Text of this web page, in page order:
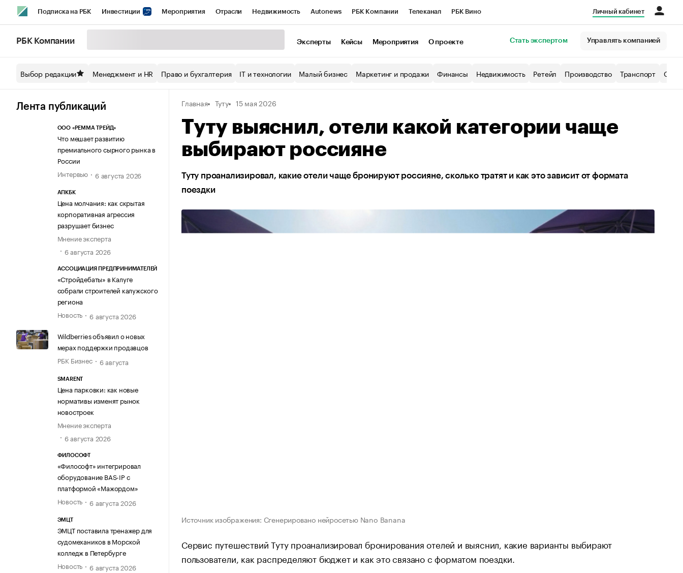
Подписка на РБК Инвестиции Мероприятия Отрасли Недвижимость Autonews РБК Компании Телеканал РБК Вино
Спецпроекты СПб Конференции СПб Спецпроекты Экономика Бизнес
Технологии и медиа Рынок наличной валюты
Личный кабинет
РБК Компании Эксперты Кейсы Мероприятия О проекте Стать экспертом Управлять компанией
Выбор редакции Менеджмент и HR Право и бухгалтерия IT и технологии Малый бизнес Маркетинг и продажи Финансы Недвижимость Ретейл Производство Транспорт
Лента публикаций
ООО «РЕММА ТРЕЙД»
Что мешает развитию
премиального сырного рынка в
России
Интервью
6 августа 2026
АПКБК
Цена молчания: как скрытая
корпоративная агрессия
разрушает бизнес
Мнение эксперта
6 августа 2026
АССОЦИАЦИЯ ПРЕДПРИНИМАТЕЛЕЙ
«Стройдебаты» в Калуге
собрали строителей калужского
региона
Новость
6 августа 2026
Wildberries объявил о новых
мерах поддержки продавцов
РБК Бизнес
6 августа
SMARENT
Цена парковки: как новые
нормативы изменят рынок
новостроек
Мнение эксперта
6 августа 2026
ФИЛОСОФТ
«Философт» интегрировал
оборудование BAS-IP с
платформой «Мажордом»
Новость
6 августа 2026
ЭМЦТ
ЭМЦТ поставила тренажер для
судомехаников в Морской
колледж в Петербурге
Новость
6 августа 2026
Главная Туту 15 мая 2026
Туту выяснил, отели какой категории чаще
выбирают россияне
Туту проанализировал, какие отели чаще бронируют россияне, сколько тратят и как это зависит от формата
поездки
Источник изображения: Сгенерировано нейросетью Nano Banana
Сервис путешествий Туту проанализировал бронирования отелей и выяснил, какие варианты выбирают
пользователи, как распределяют бюджет и как это связано с форматом поездки.